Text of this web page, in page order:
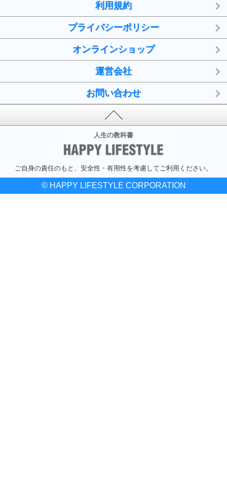
利用規約
プライバシーポリシー
オンラインショップ
運営会社
お問い合わせ
人生の教科書
ご自身の責任のもと、安全性・有用性を考慮してご利用ください。
© HAPPY LIFESTYLE CORPORATION